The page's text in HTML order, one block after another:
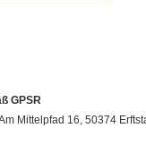
GPSR
Mittelpfad 16, 50374